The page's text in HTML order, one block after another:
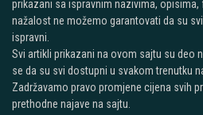
prikazani sa ispravnim nazivima,
nažalost ne možemo garantovati da su
ispravni.
Svi artikli prikazani na ovom sajtu su deo
se da su svi dostupni u svakom trenutku
Zadržavamo pravo promjene cijena svih
prethodne najave na sajtu.